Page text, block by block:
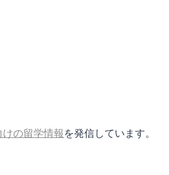
の留学情報 を発信しています。